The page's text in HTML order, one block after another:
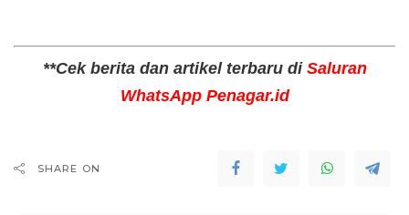
**Cek berita dan artikel terbaru di Saluran
WhatsApp Penagar.id
SHARE ON